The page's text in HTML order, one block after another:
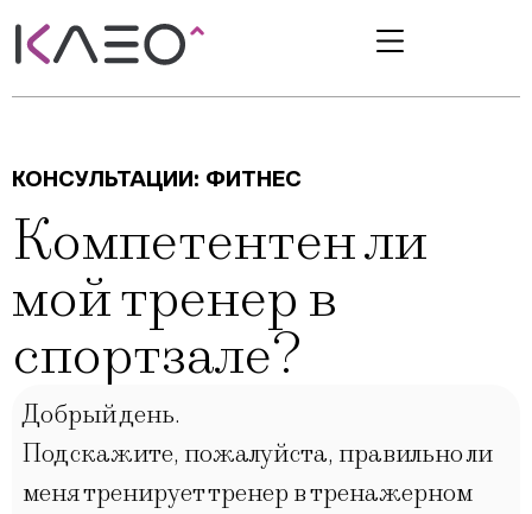
КОНСУЛЬТАЦИИ: ФИТНЕС
Компетентен ли
мой тренер в
спортзале?
Добрый день.
Подскажите, пожалуйста, правильно ли
меня тренирует тренер в тренажерном